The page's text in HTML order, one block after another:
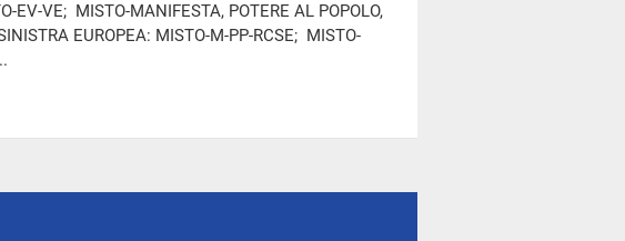
EV-VE; MISTO-MANIFESTA, POTERE AL POPOLO,
EUROPEA: MISTO-M-PP-RCSE; MISTO-